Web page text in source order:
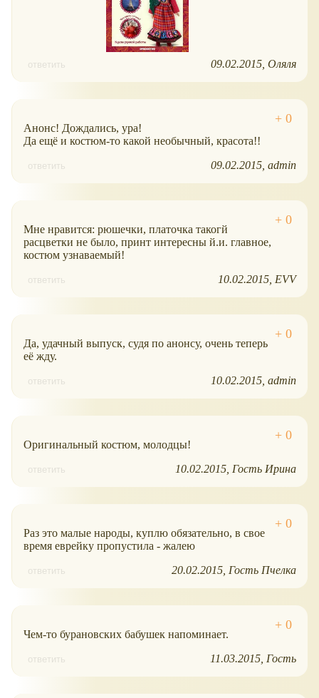
ответить 09.02.2015 Оляля
Анонс! Дождались, ура!
Да ещё и костюм-то какой необычный, красота!!
ответить 09.02.2015 admin
Мне нравится: рюшечки, платочка такогй
расцветки не было, принт интересны й.и. главное,
костюм узнаваемый!
ответить 10.02.2015 EVV
Да, удачный выпуск, судя по анонсу, очень теперь
её жду.
ответить 10.02.2015 admin
Оригинальный костюм, молодцы!
ответить 10.02.2015 Гость Ирина
Раз это малые народы, куплю обязательно, в свое
время еврейку пропустила - жалею
ответить 20.02.2015 Гость Пчелка
Чем-то бурановских бабушек напоминает.
ответить 11.03.2015 Гость